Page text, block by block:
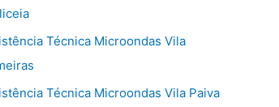
Técnica Microondas Vila
Técnica Microondas Vila Paiva